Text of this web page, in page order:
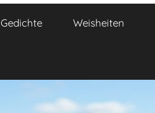
Gedichte Weisheiten